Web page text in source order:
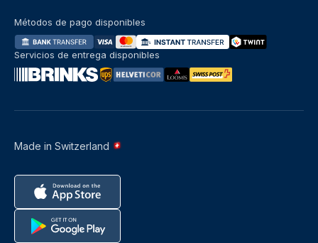
Made in Switzerland
Métodos de pago disponibles
Servicios de entrega disponibles